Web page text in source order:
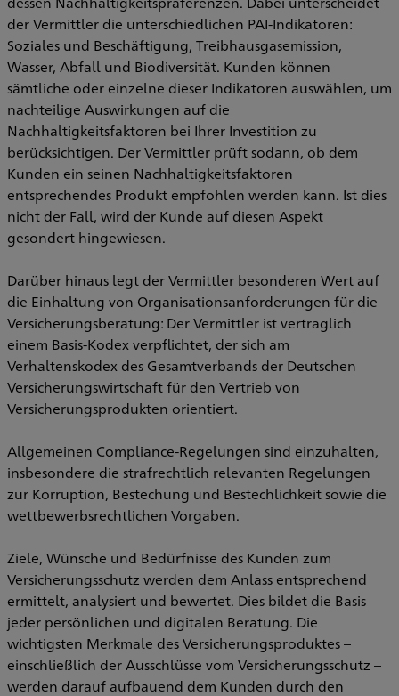
der Vermittler die unterschiedlichen PAI-Indikatoren:
Soziales und Beschäftigung, Treibhausgasemission,
Wasser, Abfall und Biodiversität. Kunden können
sämtliche oder einzelne dieser Indikatoren auswählen, um
nachteilige Auswirkungen auf die
Nachhaltigkeitsfaktoren bei Ihrer Investition zu
berücksichtigen. Der Vermittler prüft sodann, ob dem
Kunden ein seinen Nachhaltigkeitsfaktoren
entsprechendes Produkt empfohlen werden kann. Ist dies
nicht der Fall, wird der Kunde auf diesen Aspekt
gesondert hingewiesen.
Darüber hinaus legt der Vermittler besonderen Wert auf
die Einhaltung von Organisationsanforderungen für die
Versicherungsberatung: Der Vermittler ist vertraglich
einem Basis-Kodex verpflichtet, der sich am
Verhaltenskodex des Gesamtverbands der Deutschen
Versicherungswirtschaft für den Vertrieb von
Versicherungsprodukten orientiert.
Allgemeinen Compliance-Regelungen sind einzuhalten,
insbesondere die strafrechtlich relevanten Regelungen
zur Korruption, Bestechung und Bestechlichkeit sowie die
wettbewerbsrechtlichen Vorgaben.
Ziele, Wünsche und Bedürfnisse des Kunden zum
Versicherungsschutz werden dem Anlass entsprechend
ermittelt, analysiert und bewertet. Dies bildet die Basis
jeder persönlichen und digitalen Beratung. Die
wichtigsten Merkmale des Versicherungsproduktes –
einschließlich der Ausschlüsse vom Versicherungsschutz –
werden darauf aufbauend dem Kunden durch den